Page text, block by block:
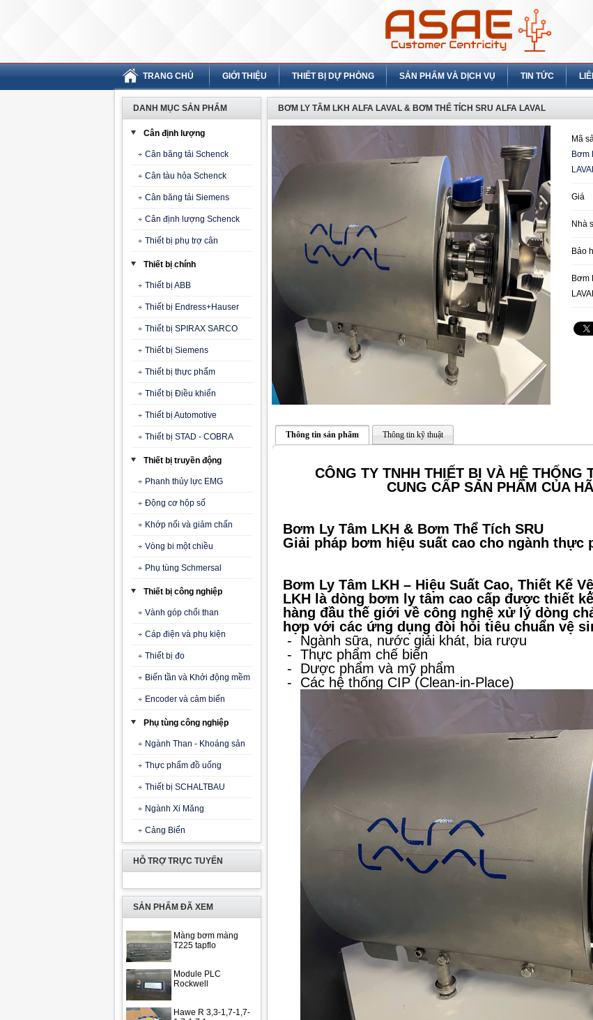
TRANG CHỦ GIỚI THIỆU THIẾT BỊ DỰ PHÒNG SẢN PHẨM VÀ DỊCH VỤ TIN TỨC
DANH MỤC SẢN PHẨM
Cân định lượng
Cân băng tải Schenck
Cân tàu hỏa Schenck
Cân băng tải Siemens
Cân định lượng Schenck
Thiết bị phụ trợ cân
Thiết bị chính
Thiết bị ABB
Thiết bị Endress+Hauser
Thiết bị SPIRAX SARCO
Thiết bị Siemens
Thiết bị thực phẩm
Thiết bị Điều khiển
Thiết bị Automotive
Thiết bị STAD - COBRA
Thiết bị truyền động
Phanh thủy lực EMG
Động cơ hộp số
Khớp nối và giảm chấn
Vòng bi một chiều
Phụ tùng Schmersal
Thiết bị công nghiệp
Vành góp chổi than
Cáp điện và phụ kiện
Thiết bị đo
Biến tần và Khởi động mềm
Encoder và cảm biến
Phụ tùng công nghiệp
Ngành Than - Khoáng sản
Thực phẩm đồ uống
Thiết bị SCHALTBAU
Ngành Xi Măng
Cảng Biển
HỖ TRỢ TRỰC TUYẾN
SẢN PHẨM ĐÃ XEM
Màng bơm màng
T225 tapflo
Module PLC
Rockwell
Hawe R 3,3-1,7-1,7-
BƠM LY TÂM LKH ALFA LAVAL & BƠM THỂ TÍCH SRU ALFA LAVAL
Mã
Bơm
Giá
Nhà
Bảo
Bơm
Thông tin sản phẩm Thông tin kỹ thuật
CÔNG TY TNHH THIẾT BỊ VÀ HỆ THỐNG
CUNG CẤP SẢN PHẨM CỦA
Bơm Ly Tâm LKH & Bơm Thể Tích SRU
Giải pháp bơm hiệu suất cao cho ngành thực
Bơm Ly Tâm LKH – Hiệu Suất Cao, Thiết Kế
LKH là dòng bơm ly tâm cao cấp được thiết
hàng đầu thế giới về công nghệ xử lý dòng
hợp với các ứng dụng đòi hỏi tiêu chuẩn vệ
- Ngành sữa, nước giải khát, bia rượu
- Thực phẩm chế biến
- Dược phẩm và mỹ phẩm
- Các hệ thống CIP (Clean-in-Place)